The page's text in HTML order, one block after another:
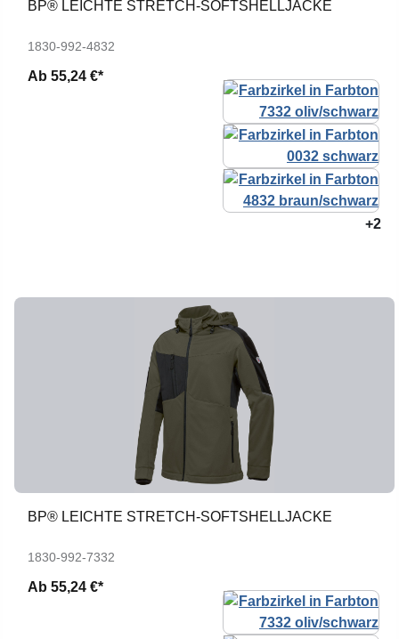
BP® LEICHTE STRETCH-SOFTSHELLJACKE
1830-992-4832
Ab 55,24 €*
+2
BP® LEICHTE STRETCH-SOFTSHELLJACKE
1830-992-7332
Ab 55,24 €*